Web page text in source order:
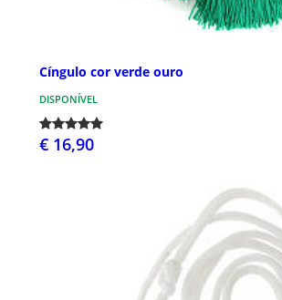
Cíngulo cor verde ouro
DISPONÍVEL
€ 16,90